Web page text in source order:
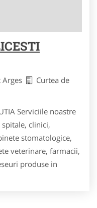
Arges
Curtea de
Serviciile noastre
clinici,
stomatologice,
veterinare, farmacii,
produse in